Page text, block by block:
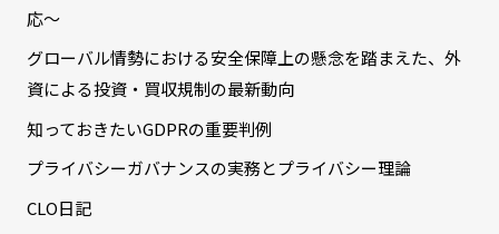
応～
グローバル情勢における安全保障上の懸念を踏まえた、外
資による投資・買収規制の最新動向
知っておきたいGDPRの重要判例
プライバシーガバナンスの実務とプライバシー理論
CLO日記